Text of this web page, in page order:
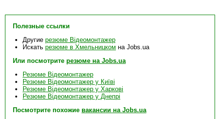
Полезные ссылки
Другие резюме Відеомонтажер
Искать резюме в Хмельницком на Jobs.ua
Или посмотрите резюме на Jobs.ua
Резюме Відеомонтажер
Резюме Відеомонтажер у Київі
Резюме Відеомонтажер у Харкові
Резюме Відеомонтажер у Днепрі
Посмотрите похожие вакансии на Jobs.ua